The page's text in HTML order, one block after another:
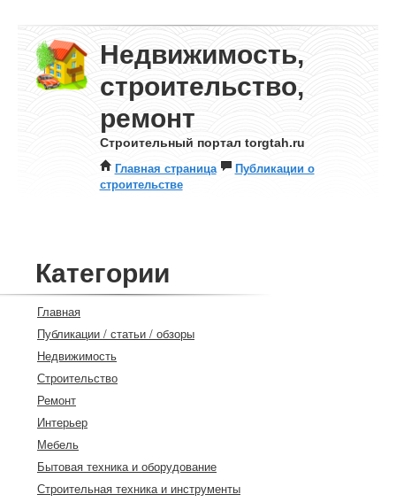
Недвижимость,
строительство,
ремонт
Строительный портал torgtah.ru
Главная страница
Публикации о
строительстве
Категории
Главная
Публикации / статьи / обзоры
Недвижимость
Строительство
Ремонт
Интерьер
Мебель
Бытовая техника и оборудование
Строительная техника и инструменты